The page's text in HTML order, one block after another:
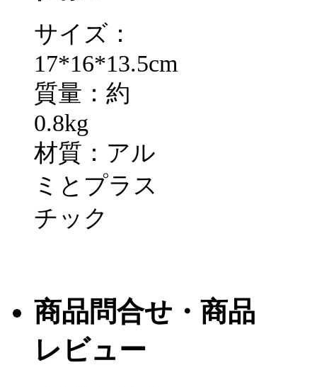
サイズ：
17*16*13.5cm
質量：約
0.8kg
材質：アル
ミとプラス
チック
商品問合せ・商品
レビュー